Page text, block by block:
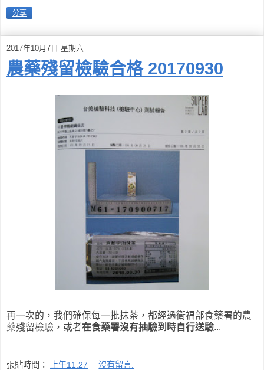
分享
2017年10月7日 星期六
農藥殘留檢驗合格 20170930
再一次的，我們確保每一批抹茶，都經過衛福部食藥署的農
藥殘留檢驗，或者在食藥署沒有抽驗到時自行送驗...
張貼時間： 上午11:27 沒有留言: